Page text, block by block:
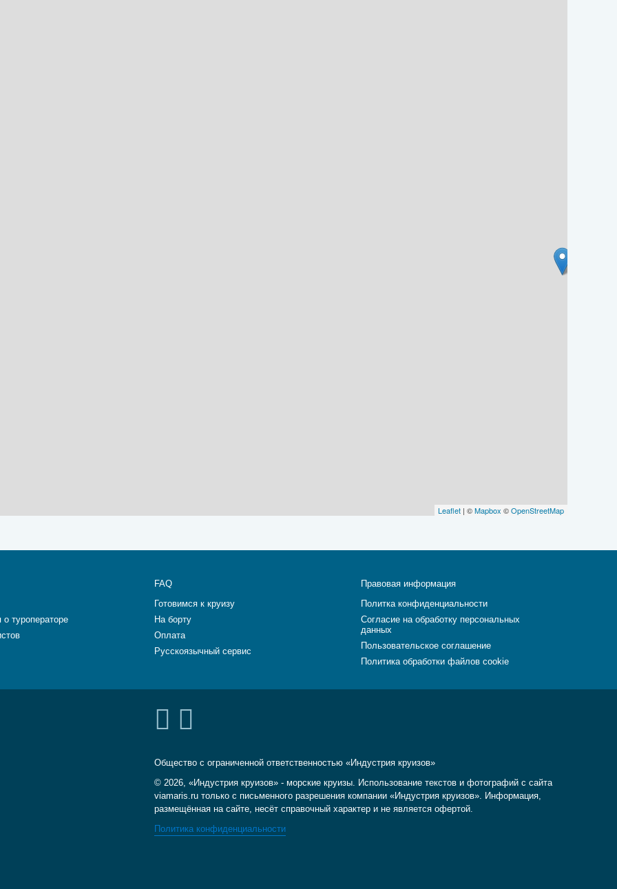
Leaflet | ©Mapbox ©OpenStreetMap
туроператоре
FAQ
Готовимся к круизу
На борту
Оплата
Русскоязычный сервис
Правовая информация
Политка конфиденциальности
Согласие на обработку персональных
данных
Пользовательское соглашение
Политика обработки файлов cookie
Общество с ограниченной ответственностью «Индустрия круизов»
© 2026, «Индустрия круизов» - морские круизы. Использование текстов и фотографий с сайта
viamaris.ru только с письменного разрешения компании «Индустрия круизов». Информация,
размещённая на сайте, несёт справочный характер и не является офертой.
Политика конфиденциальности